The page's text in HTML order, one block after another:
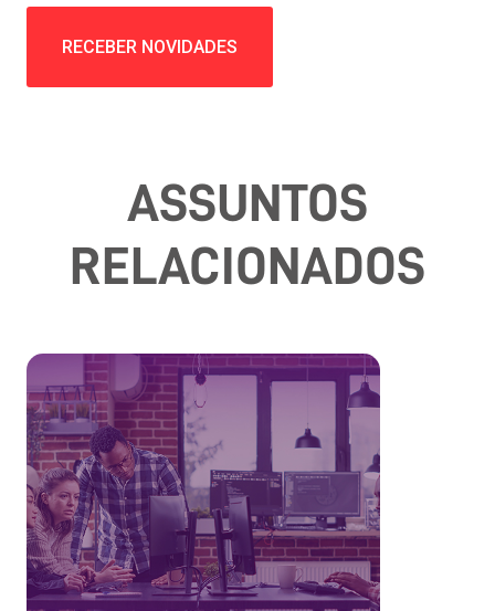
ASSUNTOS
RELACIONADOS